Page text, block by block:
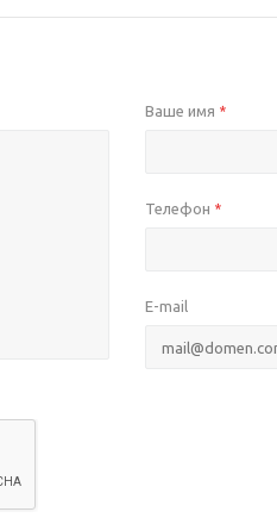
Ваше имя *
Телефон *
E-mail